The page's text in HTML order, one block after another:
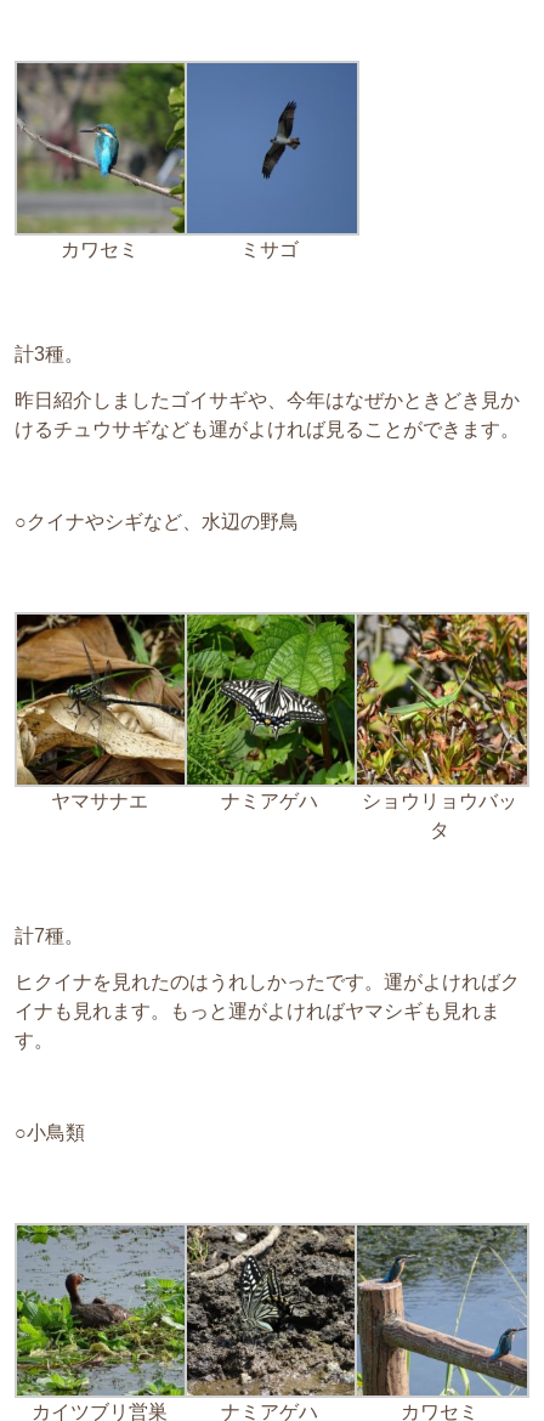
カワセミ ミサゴ
計3種。
昨日紹介しましたゴイサギや、今年はなぜかときどき見か
けるチュウサギなども運がよければ見ることができます。
○クイナやシギなど、水辺の野鳥
ヤマサナエ ナミアゲハ
ショウリョウバッ
タ
計7種。
ヒクイナを見れたのはうれしかったです。運がよければク
イナも見れます。もっと運がよければヤマシギも見れま
す。
○小鳥類
カイツブリ営巣 ナミアゲハ カワセミ